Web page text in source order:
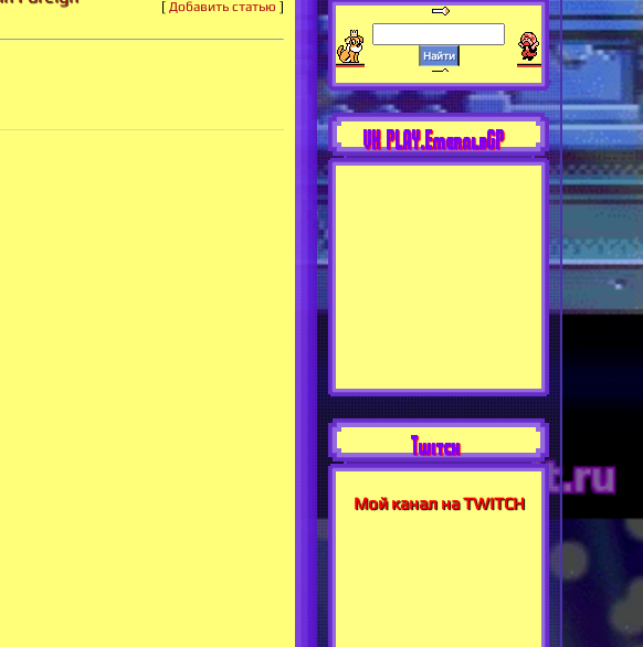
[ Добавить статью ]
VK PLAY.EmeraldGP
Twitch
Мой канал на TWITCH